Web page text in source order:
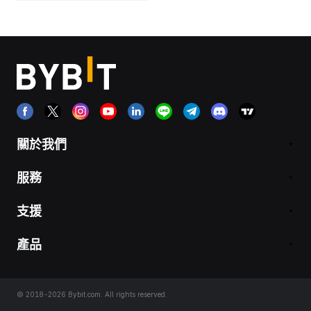
關於我們
服務
支援
產品
© 2018-2026 Bybit.com. All rights reserved.